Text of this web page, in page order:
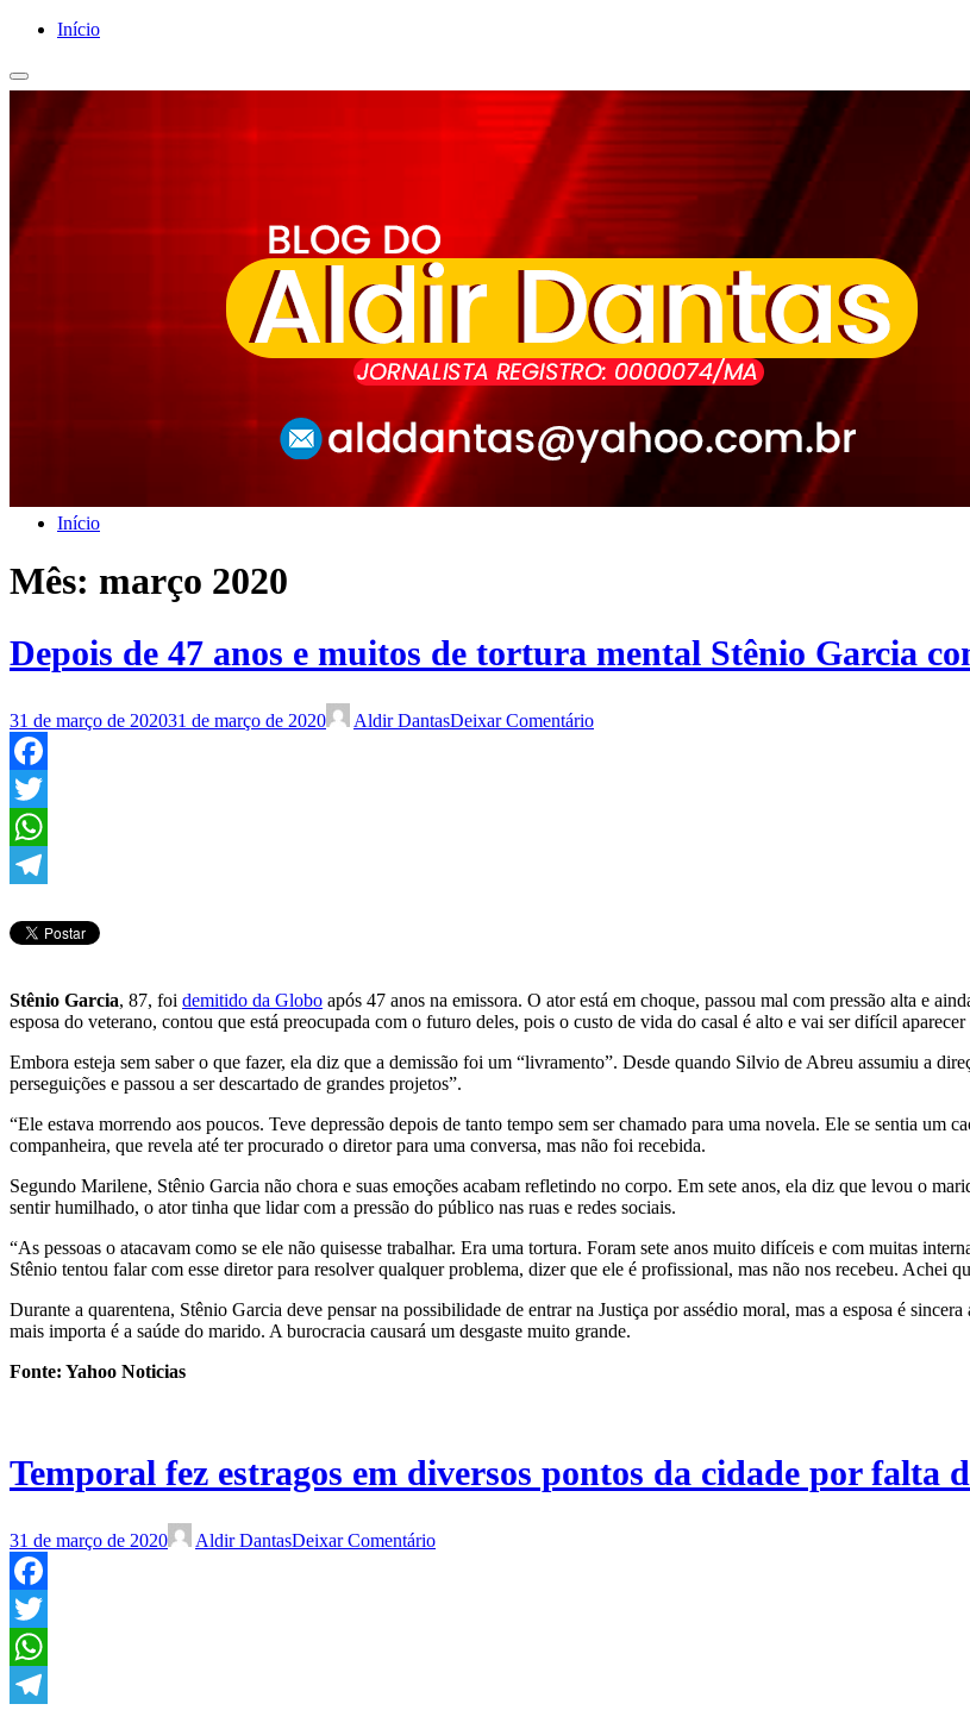
Início
Início
Mês: março 2020
Depois de 47 anos e muitos de tortura mental Stênio Garcia
31 de março de 202031 de março de 2020 Aldir DantasDeixar Comentário
Facebook
Twitter
WhatsApp
Stênio Garcia, 87, foi demitido da Globo após 47 anos na emissora. O ator está em choque, passou mal com pressão alta e
esposa do veterano, contou que está preocupada com o futuro deles, pois o custo de vida do casal é alto e vai ser difícil
Embora esteja sem saber o que fazer, ela diz que a demissão foi um “livramento”. Desde quando Silvio de Abreu assumiu a
perseguições e passou a ser descartado de grandes projetos”.
“Ele estava morrendo aos poucos. Teve depressão depois de tanto tempo sem ser chamado para uma novela. Ele se sentia um
companheira, que revela até ter procurado o diretor para uma conversa, mas não foi recebida.
Segundo Marilene, Stênio Garcia não chora e suas emoções acabam refletindo no corpo. Em sete anos, ela diz que levou o
sentir humilhado, o ator tinha que lidar com a pressão do público nas ruas e redes sociais.
“As pessoas o atacavam como se ele não quisesse trabalhar. Era uma tortura. Foram sete anos muito difíceis e com muitas
Stênio tentou falar com esse diretor para resolver qualquer problema, dizer que ele é profissional, mas não nos recebeu. Achei
Durante a quarentena, Stênio Garcia deve pensar na possibilidade de entrar na Justiça por assédio moral, mas a esposa é
mais importa é a saúde do marido. A burocracia causará um desgaste muito grande.
Fonte: Yahoo Noticias
Temporal fez estragos em diversos pontos da cidade por falta
31 de março de 2020 Aldir DantasDeixar Comentário
Facebook
Twitter
WhatsApp